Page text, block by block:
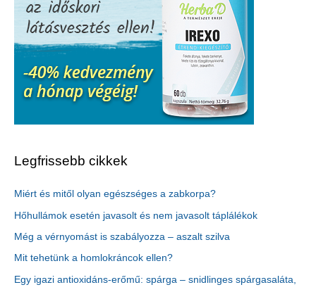
Legfrissebb cikkek
Miért és mitől olyan egészséges a zabkorpa?
Hőhullámok esetén javasolt és nem javasolt táplálékok
Még a vérnyomást is szabályozza – aszalt szilva
Mit tehetünk a homlokráncok ellen?
Egy igazi antioxidáns-erőmű: spárga – snidlinges spárgasaláta,